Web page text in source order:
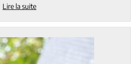
Lire la suite